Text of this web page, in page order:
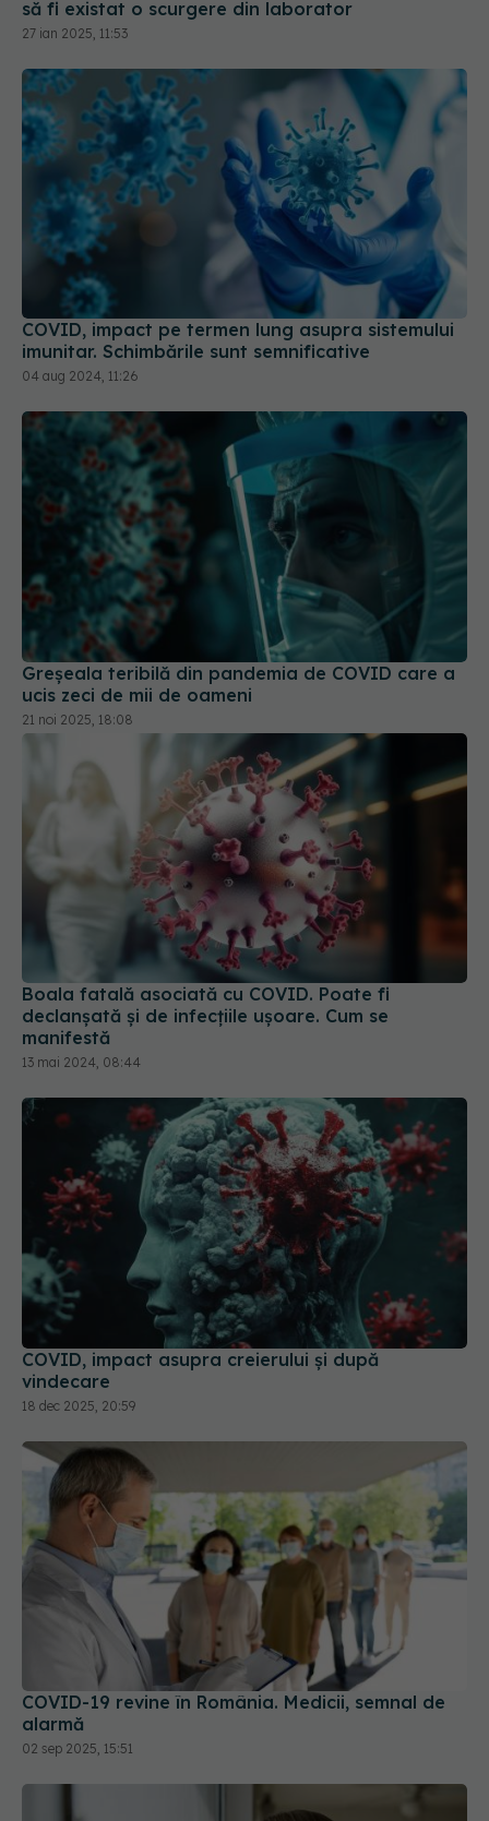
să fi existat o scurgere din laborator
27 ian 2025, 11:53
COVID, impact pe termen lung asupra sistemului
imunitar. Schimbările sunt semnificative
04 aug 2024, 11:26
Greșeala teribilă din pandemia de COVID care a
ucis zeci de mii de oameni
21 noi 2025, 18:08
Boala fatală asociată cu COVID. Poate fi
declanșată și de infecțiile ușoare. Cum se
manifestă
13 mai 2024, 08:44
COVID, impact asupra creierului și după
vindecare
18 dec 2025, 20:59
COVID-19 revine în România. Medicii, semnal de
alarmă
02 sep 2025, 15:51